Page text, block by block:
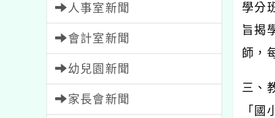
人事室新聞
會計室新聞
幼兒園新聞
家長會新聞
學分
旨揭
師，
三、
「國